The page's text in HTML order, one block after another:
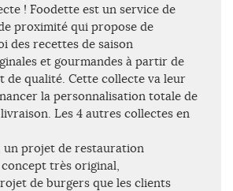
! Foodette est un service de
proximité qui propose de
des recettes de saison
et gourmandes à partir de
de qualité. Cette collecte va leur
la personnalisation totale de
Les 4 autres collectes en
un projet de restauration
très original,
de burgers que les clients